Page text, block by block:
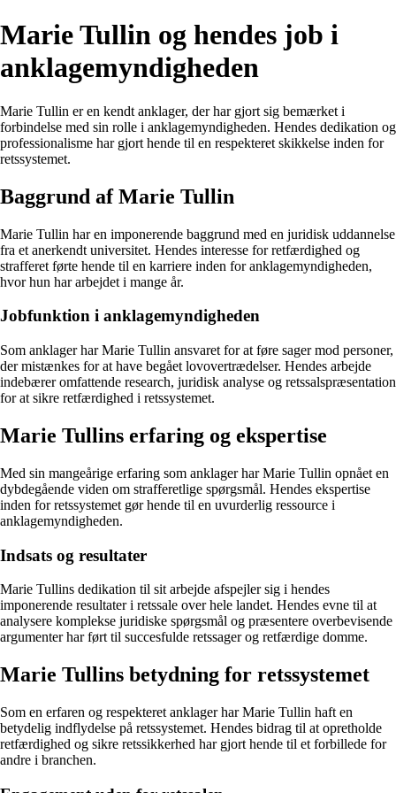
Marie Tullin og hendes job i
anklagemyndigheden
Marie Tullin er en kendt anklager, der har gjort sig bemærket i
forbindelse med sin rolle i anklagemyndigheden. Hendes dedikation og
professionalisme har gjort hende til en respekteret skikkelse inden for
retssystemet.
Baggrund af Marie Tullin
Marie Tullin har en imponerende baggrund med en juridisk uddannelse
fra et anerkendt universitet. Hendes interesse for retfærdighed og
strafferet førte hende til en karriere inden for anklagemyndigheden,
hvor hun har arbejdet i mange år.
Jobfunktion i anklagemyndigheden
Som anklager har Marie Tullin ansvaret for at føre sager mod personer,
der mistænkes for at have begået lovovertrædelser. Hendes arbejde
indebærer omfattende research, juridisk analyse og retssalspræsentation
for at sikre retfærdighed i retssystemet.
Marie Tullins erfaring og ekspertise
Med sin mangeårige erfaring som anklager har Marie Tullin opnået en
dybdegående viden om strafferetlige spørgsmål. Hendes ekspertise
inden for retssystemet gør hende til en uvurderlig ressource i
anklagemyndigheden.
Indsats og resultater
Marie Tullins dedikation til sit arbejde afspejler sig i hendes
imponerende resultater i retssale over hele landet. Hendes evne til at
analysere komplekse juridiske spørgsmål og præsentere overbevisende
argumenter har ført til succesfulde retssager og retfærdige domme.
Marie Tullins betydning for retssystemet
Som en erfaren og respekteret anklager har Marie Tullin haft en
betydelig indflydelse på retssystemet. Hendes bidrag til at opretholde
retfærdighed og sikre retssikkerhed har gjort hende til et forbillede for
andre i branchen.